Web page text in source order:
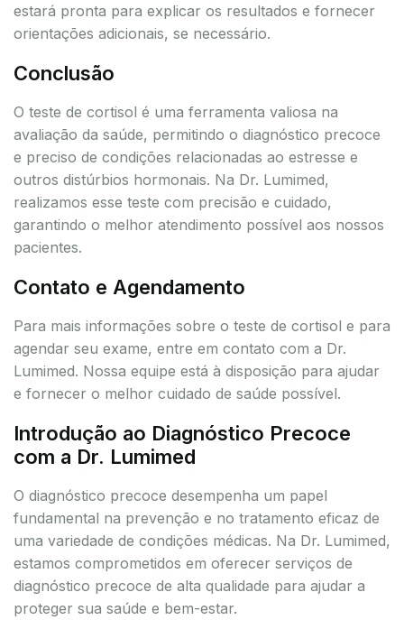
estará pronta para explicar os resultados e fornecer
orientações adicionais, se necessário.
Conclusão
O teste de cortisol é uma ferramenta valiosa na
avaliação da saúde, permitindo o diagnóstico precoce
e preciso de condições relacionadas ao estresse e
outros distúrbios hormonais. Na Dr. Lumimed,
realizamos esse teste com precisão e cuidado,
garantindo o melhor atendimento possível aos nossos
pacientes.
Contato e Agendamento
Para mais informações sobre o teste de cortisol e para
agendar seu exame, entre em contato com a Dr.
Lumimed. Nossa equipe está à disposição para ajudar
e fornecer o melhor cuidado de saúde possível.
Introdução ao Diagnóstico Precoce
com a Dr. Lumimed
O diagnóstico precoce desempenha um papel
fundamental na prevenção e no tratamento eficaz de
uma variedade de condições médicas. Na Dr. Lumimed,
estamos comprometidos em oferecer serviços de
diagnóstico precoce de alta qualidade para ajudar a
proteger sua saúde e bem-estar.